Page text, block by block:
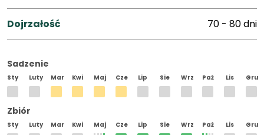
Dojrzałość 70 - 80 dni
Sadzenie
Sty Luty Mar Kwi Maj Cze Lip Sie Wrz Paź Lis Gru
Zbiór
Sty Luty Mar Kwi Maj Cze Lip Sie Wrz Paź Lis Gru